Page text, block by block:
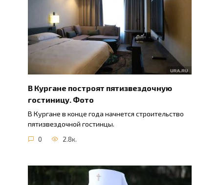
В Кургане построят пятизвездочную
гостиницу. Фото
В Кургане в конце года начнется строительство
пятизвездочной гостинцы.
0 2.8к.